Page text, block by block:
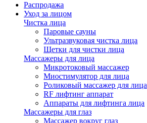
Распродажа
Уход за лицом
Чистка лица
Паровые сауны
Ультразвуковая чистка лица
Щетки для чистки лица
Массажеры для лица
Микротоковый массажер
Миостимулятор для лица
Роликовый массажер для лица
RF лифтинг аппарат
Аппараты для лифтинга лица
Массажеры для глаз
Массажер вокруг глаз